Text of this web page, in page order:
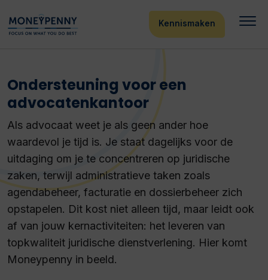
Kennismaken
Ondersteuning voor een
advocatenkantoor
Als advocaat weet je als geen ander hoe
waardevol je tijd is. Je staat dagelijks voor de
uitdaging om je te concentreren op juridische
zaken, terwijl administratieve taken zoals
agendabeheer, facturatie en dossierbeheer zich
opstapelen. Dit kost niet alleen tijd, maar leidt ook
af van jouw kernactiviteiten: het leveren van
topkwaliteit juridische dienstverlening. Hier komt
Moneypenny in beeld.